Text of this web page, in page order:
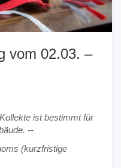
vom 02.03. –
ist bestimmt für
--
(kurzfristige